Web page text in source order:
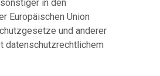
in den
Europäischen Union
und anderer
datenschutzrechtlichem